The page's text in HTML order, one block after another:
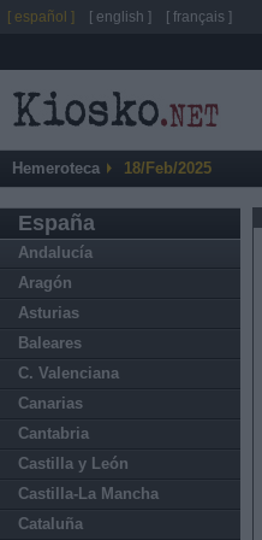
Hemeroteca 18/Feb/2025
España
Andalucía
Aragón
Asturias
Baleares
C. Valenciana
Canarias
Cantabria
Castilla y León
Castilla-La Mancha
Cataluña
[ español ] [ english ] [ français ]